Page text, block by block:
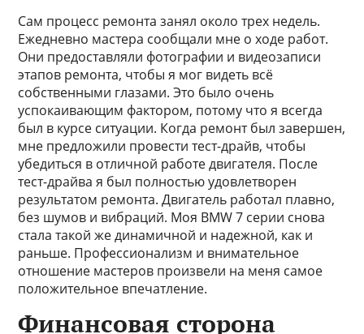
Сам процесс ремонта занял около трех недель.
Ежедневно мастера сообщали мне о ходе работ.
Они предоставляли фотографии и видеозаписи
этапов ремонта, чтобы я мог видеть всё
собственными глазами. Это было очень
успокаивающим фактором, потому что я всегда
был в курсе ситуации. Когда ремонт был завершен,
мне предложили провести тест-драйв, чтобы
убедиться в отличной работе двигателя. После
тест-драйва я был полностью удовлетворен
результатом ремонта. Двигатель работал плавно,
без шумов и вибраций. Моя BMW 7 серии снова
стала такой же динамичной и надежной, как и
раньше. Профессионализм и внимательное
отношение мастеров произвели на меня самое
положительное впечатление.
Финансовая сторона